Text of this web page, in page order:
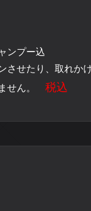
ンプー込
させたり、取れか
せん。 税込